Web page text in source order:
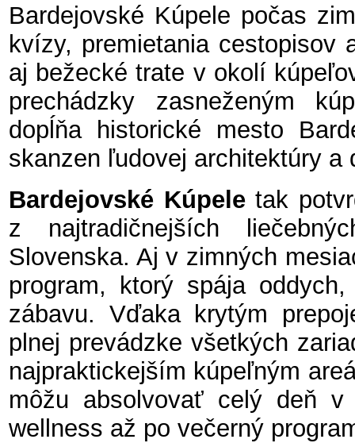
Bardejovské Kúpele počas
kvízy, premietania cestopisov
aj bežecké trate v okolí
prechádzky zasneženým
dopĺňa historické mesto
skanzen ľudovej architektúry
Bardejovské Kúpeletak
z najtradičnejších
Slovenska. Aj v zimných
program, ktorý spája
zábavu. Vďaka krytým
plnej prevádzke všetkých
najpraktickejším kúpeľným
môžu absolvovať celý deň
wellness až po večerný